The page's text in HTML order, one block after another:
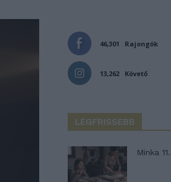
46,301 Rajongók
13,262 Követő
LEGFRISSEBB
Minka